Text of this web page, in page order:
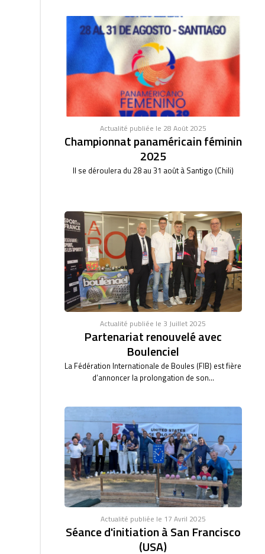
Actualité publiée le 28 Août 2025
Championnat panaméricain féminin
2025
Il se déroulera du 28 au 31 août à Santigo (Chili)
Actualité publiée le 3 Juillet 2025
Partenariat renouvelé avec
Boulenciel
La Fédération Internationale de Boules (FIB) est fière
d’annoncer la prolongation de son...
Actualité publiée le 17 Avril 2025
Séance d'initiation à San Francisco
(USA)